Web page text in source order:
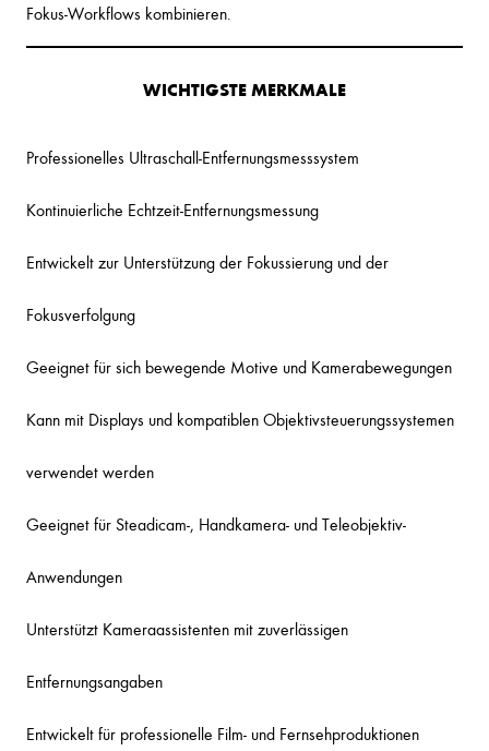
Fokus-Workflows kombinieren.
WICHTIGSTE MERKMALE
Professionelles Ultraschall-Entfernungsmesssystem
Kontinuierliche Echtzeit-Entfernungsmessung
Entwickelt zur Unterstützung der Fokussierung und der
Fokusverfolgung
Geeignet für sich bewegende Motive und Kamerabewegungen
Kann mit Displays und kompatiblen Objektivsteuerungssystemen
verwendet werden
Geeignet für Steadicam-, Handkamera- und Teleobjektiv-
Anwendungen
Unterstützt Kameraassistenten mit zuverlässigen
Entfernungsangaben
Entwickelt für professionelle Film- und Fernsehproduktionen